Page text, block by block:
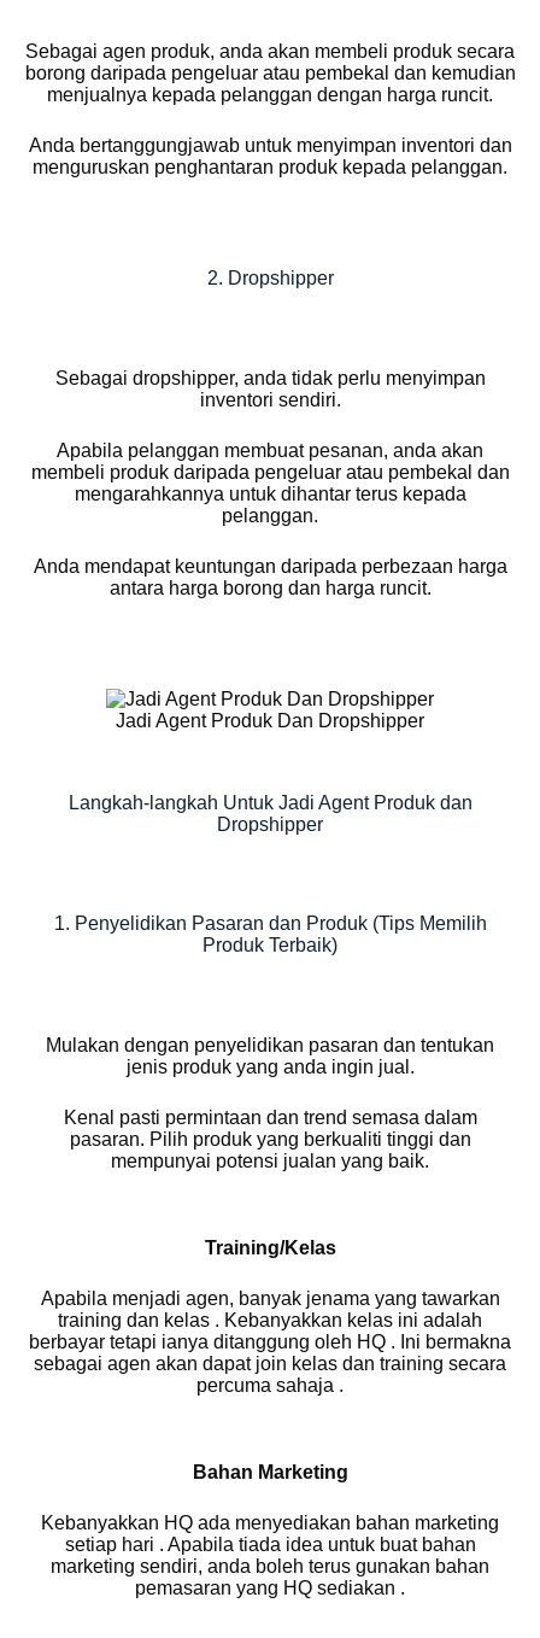
Sebagai agen produk, anda akan membeli produk secara
borong daripada pengeluar atau pembekal dan kemudian
menjualnya kepada pelanggan dengan harga runcit.
Anda bertanggungjawab untuk menyimpan inventori dan
menguruskan penghantaran produk kepada pelanggan.
2. Dropshipper
Sebagai dropshipper, anda tidak perlu menyimpan
inventori sendiri.
Apabila pelanggan membuat pesanan, anda akan
membeli produk daripada pengeluar atau pembekal dan
mengarahkannya untuk dihantar terus kepada
pelanggan.
Anda mendapat keuntungan daripada perbezaan harga
antara harga borong dan harga runcit.
Jadi Agent Produk Dan Dropshipper
Langkah-langkah Untuk Jadi Agent Produk dan
Dropshipper
1. Penyelidikan Pasaran dan Produk (Tips Memilih
Produk Terbaik)
Mulakan dengan penyelidikan pasaran dan tentukan
jenis produk yang anda ingin jual.
Kenal pasti permintaan dan trend semasa dalam
pasaran. Pilih produk yang berkualiti tinggi dan
mempunyai potensi jualan yang baik.
Training/Kelas
Apabila menjadi agen, banyak jenama yang tawarkan
training dan kelas . Kebanyakkan kelas ini adalah
berbayar tetapi ianya ditanggung oleh HQ . Ini bermakna
sebagai agen akan dapat join kelas dan training secara
percuma sahaja .
Bahan Marketing
Kebanyakkan HQ ada menyediakan bahan marketing
setiap hari . Apabila tiada idea untuk buat bahan
marketing sendiri, anda boleh terus gunakan bahan
pemasaran yang HQ sediakan .